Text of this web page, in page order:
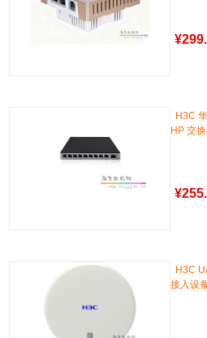
¥
H3C
HP 交
¥
H3C
接入设